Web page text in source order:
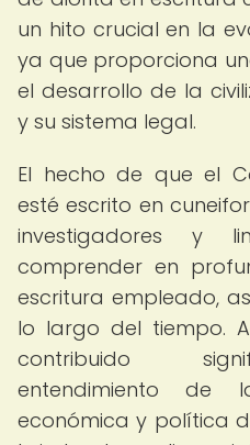
un hito crucial en la
ya que proporciona
el desarrollo de la
y su sistema legal.
El hecho de que el
esté escrito en
investigadores y
comprender en
escritura empleado,
lo largo del tiempo.
contribuido
entendimiento de
económica y política